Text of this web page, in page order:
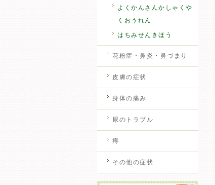
よくかんさんかしゃくや
くおうれん
はちみせんきほう
花粉症・鼻炎・鼻づまり
皮膚の症状
身体の痛み
尿のトラブル
痔
その他の症状